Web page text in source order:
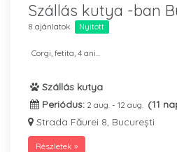
Szállás kutya -ban
8 ajánlatok Nyitott
Corgi, fetita, 4 ani...
Szállás kutya
Periódus: 2 aug. - 12 aug. (11
Strada Făurei 8, București
Részletek »